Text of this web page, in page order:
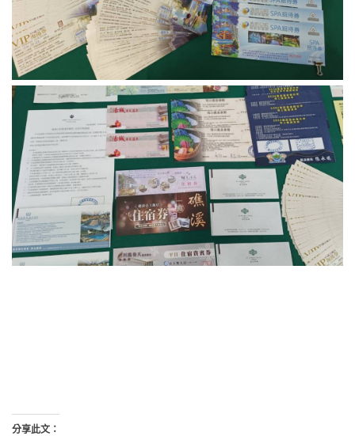
分享此文：